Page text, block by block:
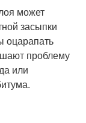
может
засыпки
оцарапать
проблему
или